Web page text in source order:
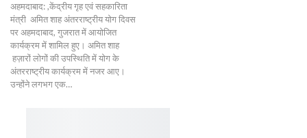
अहमदाबाद: ,केंद्रीय गृह एवं सहकारिता
मंत्री अमित शाह अंतरराष्ट्रीय योग दिवस
पर अहमदाबाद, गुजरात में आयोजित
कार्यक्रम में शामिल हुए। अमित शाह
हज़ारों लोगों की उपस्थिति में योग के
अंतरराष्ट्रीय कार्यक्रम में नजर आए।
उन्होंने लगभग एक…